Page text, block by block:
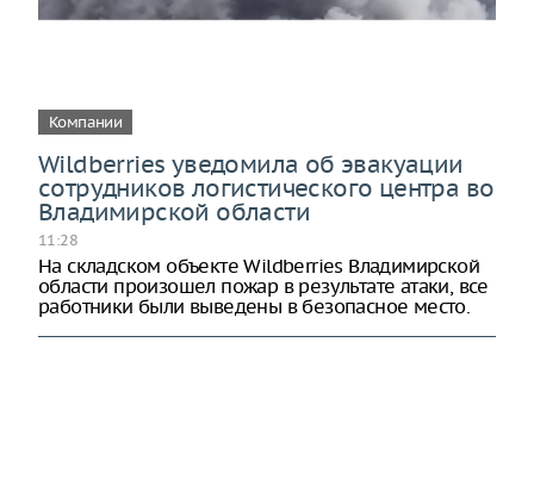
Компании
Wildberries уведомила об эвакуации
сотрудников логистического центра во
Владимирской области
11:28
На складском объекте Wildberries Владимирской
области произошел пожар в результате атаки, все
работники были выведены в безопасное место.